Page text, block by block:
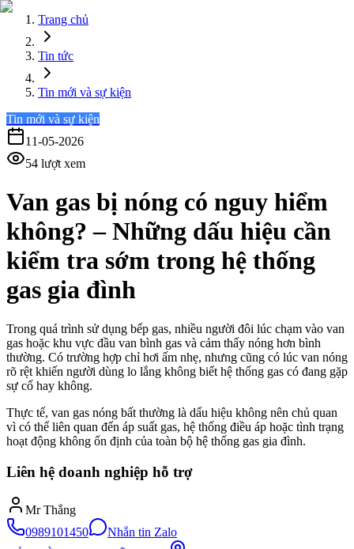
Trang chủ
Tin tức
Tin mới và sự kiện
Tin mới và sự kiện
11-05-2026
54 lượt xem
Van gas bị nóng có nguy hiểm
không? – Những dấu hiệu cần
kiểm tra sớm trong hệ thống
gas gia đình
Trong quá trình sử dụng bếp gas, nhiều người đôi lúc chạm vào van
gas hoặc khu vực đầu van bình gas và cảm thấy nóng hơn bình
thường. Có trường hợp chỉ hơi ấm nhẹ, nhưng cũng có lúc van nóng
rõ rệt khiến người dùng lo lắng không biết hệ thống gas có đang gặp
sự cố hay không.
Thực tế, van gas nóng bất thường là dấu hiệu không nên chủ quan
vì có thể liên quan đến áp suất gas, hệ thống điều áp hoặc tình trạng
hoạt động không ổn định của toàn bộ hệ thống gas gia đình.
Liên hệ doanh nghiệp hỗ trợ
Mr Thắng
0989101450
Nhắn tin Zalo